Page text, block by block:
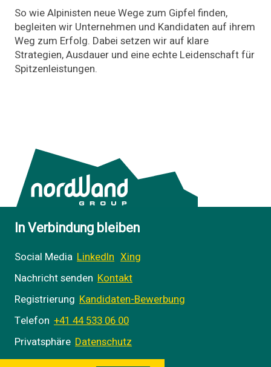
So wie Alpinisten neue Wege zum Gipfel finden,
begleiten wir Unternehmen und Kandidaten auf ihrem
Weg zum Erfolg. Dabei setzen wir auf klare
Strategien, Ausdauer und eine echte Leidenschaft für
Spitzenleistungen.
In Verbindung bleiben
Social Media LinkedIn Xing
Nachricht senden Kontakt
Registrierung Kandidaten-Bewerbung
Telefon +41 44 533 06 00
Privatsphäre Datenschutz